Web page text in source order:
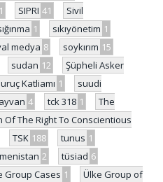
1 SIPRI 41
Sivil
1 sıkıyönetim 1
medya 8 soykırım 15
sudan 12
Şüpheli Asker
Katliamı 1
suudi
4 tck 318 1
The
The Right To Conscientious
TSK 188 tunus 1
2 tüsiad 6
Group Cases 1
Ülke Group of